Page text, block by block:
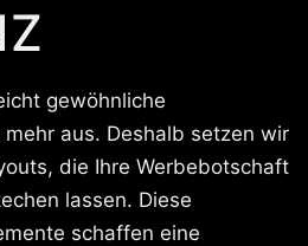
gewöhnliche
aus. Deshalb setzen wir
die Ihre Werbebotschaft
lassen. Diese
schaffen eine